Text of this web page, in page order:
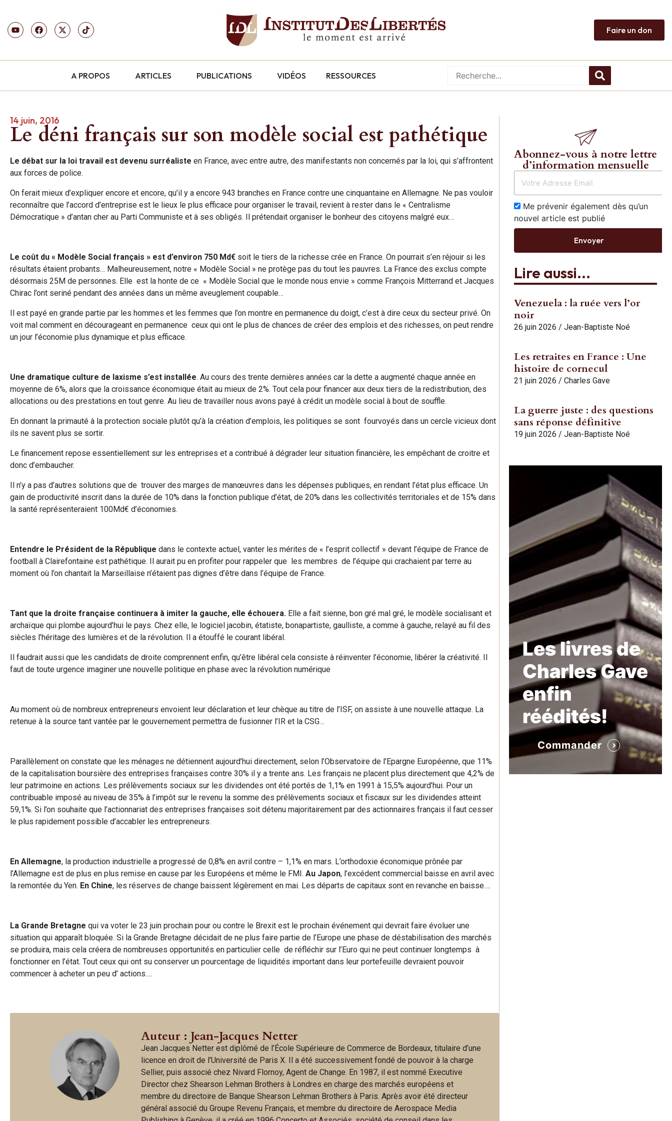
Faire un don
A PROPOS ARTICLES PUBLICATIONS VIDÉOS RESSOURCES
14 juin, 2016
Le déni français sur son modèle social est pathétique
Le débat sur la loi travail est devenu surréaliste en France, avec entre autre, des manifestants non concernés par la loi, qui s’affrontent
aux forces de police.
On ferait mieux d’expliquer encore et encore, qu’il y a encore 943 branches en France contre une cinquantaine en Allemagne. Ne pas vouloir
reconnaître que l’accord d’entreprise est le lieux le plus efficace pour organiser le travail, revient à rester dans le « Centralisme
Démocratique » d’antan cher au Parti Communiste et à ses obligés. Il prétendait organiser le bonheur des citoyens malgré eux…
Le coût du « Modèle Social français » est d’environ 750 Md€ soit le tiers de la richesse crée en France. On pourrait s’en réjouir si les
résultats étaient probants… Malheureusement, notre « Modèle Social » ne protège pas du tout les pauvres. La France des exclus compte
désormais 25M de personnes. Elle est la honte de ce « Modèle Social que le monde nous envie » comme François Mitterrand et Jacques
Chirac l’ont seriné pendant des années dans un même aveuglement coupable…
Il est payé en grande partie par les hommes et les femmes que l’on montre en permanence du doigt, c’est à dire ceux du secteur privé. On
voit mal comment en décourageant en permanence ceux qui ont le plus de chances de créer des emplois et des richesses, on peut rendre
un jour l’économie plus dynamique et plus efficace.
Une dramatique culture de laxisme s’est installée. Au cours des trente dernières années car la dette a augmenté chaque année en
moyenne de 6%, alors que la croissance économique était au mieux de 2%. Tout cela pour financer aux deux tiers de la redistribution, des
allocations ou des prestations en tout genre. Au lieu de travailler nous avons payé à crédit un modèle social à bout de souffle.
En donnant la primauté à la protection sociale plutôt qu’à la création d’emplois, les politiques se sont fourvoyés dans un cercle vicieux dont
ils ne savent plus se sortir.
Le financement repose essentiellement sur les entreprises et a contribué à dégrader leur situation financière, les empêchant de croitre et
donc d’embaucher.
Il n’y a pas d’autres solutions que de trouver des marges de manœuvres dans les dépenses publiques, en rendant l’état plus efficace. Un
gain de productivité inscrit dans la durée de 10% dans la fonction publique d’état, de 20% dans les collectivités territoriales et de 15% dans
la santé représenteraient 100Md€ d’économies.
Entendre le Président de la République dans le contexte actuel, vanter les mérites de « l’esprit collectif » devant l’équipe de France de
football à Clairefontaine est pathétique. Il aurait pu en profiter pour rappeler que les membres de l’équipe qui crachaient par terre au
moment où l’on chantait la Marseillaise n’étaient pas dignes d’être dans l’équipe de France.
Tant que la droite française continuera à imiter la gauche, elle échouera. Elle a fait sienne, bon gré mal gré, le modèle socialisant et
archaïque qui plombe aujourd’hui le pays. Chez elle, le logiciel jacobin, étatiste, bonapartiste, gaulliste, a comme à gauche, relayé au fil des
siècles l’héritage des lumières et de la révolution. Il a étouffé le courant libéral.
Il faudrait aussi que les candidats de droite comprennent enfin, qu’être libéral cela consiste à réinventer l’économie, libérer la créativité. Il
faut de toute urgence imaginer une nouvelle politique en phase avec la révolution numérique
Au moment où de nombreux entrepreneurs envoient leur déclaration et leur chèque au titre de l’ISF, on assiste à une nouvelle attaque. La
retenue à la source tant vantée par le gouvernement permettra de fusionner l’IR et la CSG…
Parallèlement on constate que les ménages ne détiennent aujourd’hui directement, selon l’Observatoire de l’Epargne Européenne, que 11%
de la capitalisation boursière des entreprises françaises contre 30% il y a trente ans. Les français ne placent plus directement que 4,2% de
leur patrimoine en actions. Les prélèvements sociaux sur les dividendes ont été portés de 1,1% en 1991 à 15,5% aujourd’hui. Pour un
contribuable imposé au niveau de 35% à l’impôt sur le revenu la somme des prélèvements sociaux et fiscaux sur les dividendes atteint
59,1%. Si l’on souhaite que l’actionnariat des entreprises françaises soit détenu majoritairement par des actionnaires français il faut cesser
le plus rapidement possible d’accabler les entrepreneurs.
En Allemagne, la production industrielle a progressé de 0,8% en avril contre – 1,1% en mars. L’orthodoxie économique prônée par
l’Allemagne est de plus en plus remise en cause par les Européens et même le FMI. Au Japon, l’excédent commercial baisse en avril avec
la remontée du Yen. En Chine, les réserves de change baissent légèrement en mai. Les départs de capitaux sont en revanche en baisse….
La Grande Bretagne qui va voter le 23 juin prochain pour ou contre le Brexit est le prochain événement qui devrait faire évoluer une
situation qui apparaît bloquée. Si la Grande Bretagne décidait de ne plus faire partie de l’Europe une phase de déstabilisation des marchés
se produira, mais cela créera de nombreuses opportunités en particulier celle de réfléchir sur l’Euro qui ne peut continuer longtemps à
fonctionner en l’état. Tout ceux qui ont su conserver un pourcentage de liquidités important dans leur portefeuille devraient pouvoir
commencer à acheter un peu d’ actions….
Auteur : Jean-Jacques Netter
Jean Jacques Netter est diplômé de l’École Supérieure de Commerce de Bordeaux, titulaire d’une
licence en droit de l’Université de Paris X. Il a été successivement fondé de pouvoir à la charge
Sellier, puis associé chez Nivard Flornoy, Agent de Change. En 1987, il est nommé Executive
Director chez Shearson Lehman Brothers à Londres en charge des marchés européens et
membre du directoire de Banque Shearson Lehman Brothers à Paris. Après avoir été directeur
général associé du Groupe Revenu Français, et membre du directoire de Aerospace Media
Abonnez-vous à notre lettre
d’information mensuelle
Me prévenir également dès qu’un
nouvel article est publié
Envoyer
Lire aussi...
Venezuela : la ruée vers l’or
noir
26 juin 2026 / Jean-Baptiste Noé
Les retraites en France : Une
histoire de cornecul
21 juin 2026 / Charles Gave
La guerre juste : des questions
sans réponse définitive
19 juin 2026 / Jean-Baptiste Noé
Les livres de
Charles Gave
enfin
réédités!
Commander